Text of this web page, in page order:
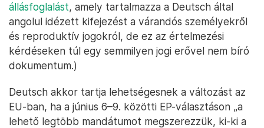
állásfoglalást, amely tartalmazza a Deutsch által
angolul idézett kifejezést a várandós személyekről
és reproduktív jogokról, de ez az értelmezési
kérdéseken túl egy semmilyen jogi erővel nem bíró
dokumentum.)
Deutsch akkor tartja lehetségesnek a változást az
EU-ban, ha a június 6–9. közötti EP-választáson „a
lehető legtöbb mandátumot megszerezzük, ki-ki a